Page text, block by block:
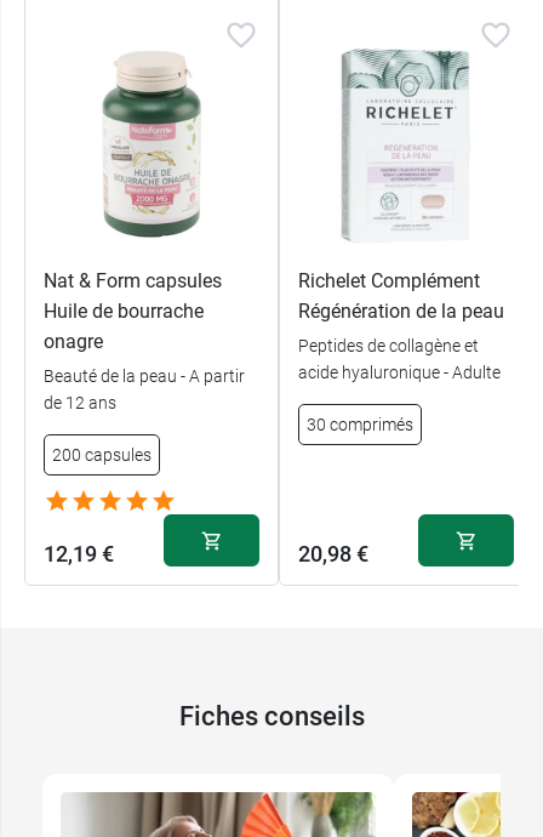
Nat & Form capsules
Huile de bourrache
onagre
Beauté de la peau - A partir
de 12 ans
200 capsules
12,19 €
Richelet Complément
Régénération de la peau
Peptides de collagène et
acide hyaluronique - Adulte
30 comprimés
20,98 €
Fiches conseils